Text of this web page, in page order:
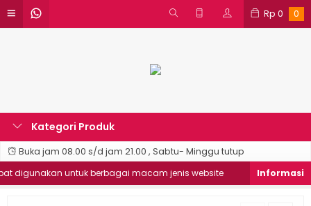
Rp 0 0
Kategori Produk
Buka jam 08.00 s/d jam 21.00 , Sabtu- Minggu tutup
digunakan untuk berbagai macam jenis website
Good Desain